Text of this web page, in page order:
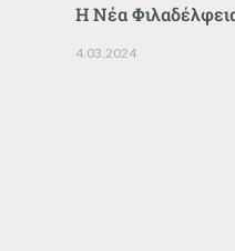
Η Νέα
4.03.2024